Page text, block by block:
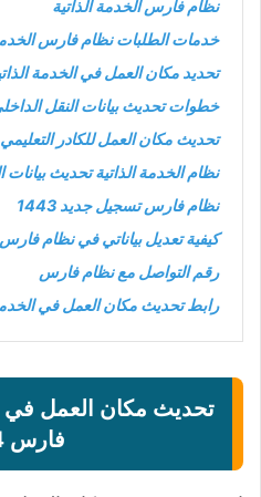
نظام فارس الخدمة الذاتية
خدمات الطلبات نظام فارس الخدمة
تحديد مكان العمل في الخدمة
خطوات تحديث بيانات النقل
تحديث مكان العمل للكادر التعليمي
نظام الخدمة الذاتية تحديث بيانات
نظام فارس تسجيل جديد 1443
كيفية تعديل بياناتي في نظام فارس
رقم التواصل مع نظام فارس
رابط تحديث مكان العمل في الخدمة
تحديث مكان العمل في
فارس 1444